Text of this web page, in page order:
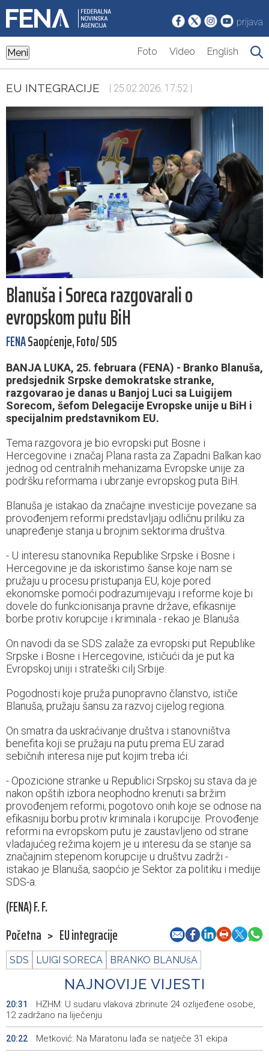
prijava
Meni Foto Video English
EU INTEGRACIJE | 25.02.2026. 17:52 |
Blanuša i Soreca razgovarali o
evropskom putu BiH
FENASaopćenje, Foto/ SDS
BANJA LUKA, 25. februara (FENA) - Branko Blanuša,
predsjednik Srpske demokratske stranke,
razgovarao je danas u Banjoj Luci sa Luigijem
Sorecom, šefom Delegacije Evropske unije u BiH i
specijalnim predstavnikom EU.
Tema razgovora je bio evropski put Bosne i
Hercegovine i značaj Plana rasta za Zapadni Balkan kao
jednog od centralnih mehanizama Evropske unije za
podršku reformama i ubrzanje evropskog puta BiH.
Blanuša je istakao da značajne investicije povezane sa
provođenjem reformi predstavljaju odličnu priliku za
unapređenje stanja u brojnim sektorima društva.
- U interesu stanovnika Republike Srpske i Bosne i
Hercegovine je da iskoristimo šanse koje nam se
pružaju u procesu pristupanja EU, koje pored
ekonomske pomoći podrazumijevaju i reforme koje bi
dovele do funkcionisanja pravne države, efikasnije
borbe protiv korupcije i kriminala - rekao je Blanuša.
On navodi da se SDS zalaže za evropski put Republike
Srpske i Bosne i Hercegovine, ističući da je put ka
Evropskoj uniji i strateški cilj Srbije.
Pogodnosti koje pruža punopravno članstvo, ističe
Blanuša, pružaju šansu za razvoj cijelog regiona.
On smatra da uskraćivanje društva i stanovništva
benefita koji se pružaju na putu prema EU zarad
sebičnih interesa nije put kojim treba ići.
- Opozicione stranke u Republici Srpskoj su stava da je
nakon opštih izbora neophodno krenuti sa bržim
provođenjem reformi, pogotovo onih koje se odnose na
efikasniju borbu protiv kriminala i korupcije. Provođenje
reformi na evropskom putu je zaustavljeno od strane
vladajućeg režima kojem je u interesu da se stanje sa
značajnim stepenom korupcije u društvu zadrži -
istakao je Blanuša, saopćio je Sektor za politiku i medije
SDS-a.
(FENA) F. F.
Početna > EU integracije
SDS LUIGI SORECA BRANKO BLANUšA
NAJNOVIJE VIJESTI
20:31
HZHM: U sudaru vlakova zbrinute 24 ozlijeđene osobe,
12 zadržano na liječenju
20:22 Metković: Na Maratonu lađa se natječe 31 ekipa